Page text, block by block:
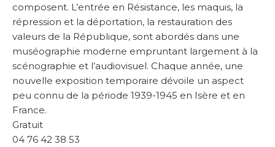
composent. L’entrée en Résistance, les maquis, la
répression et la déportation, la restauration des
valeurs de la République, sont abordés dans une
muséographie moderne empruntant largement à la
scénographie et l’audiovisuel. Chaque année, une
nouvelle exposition temporaire dévoile un aspect
peu connu de la période 1939-1945 en Isère et en
France.
Gratuit
04 76 42 38 53